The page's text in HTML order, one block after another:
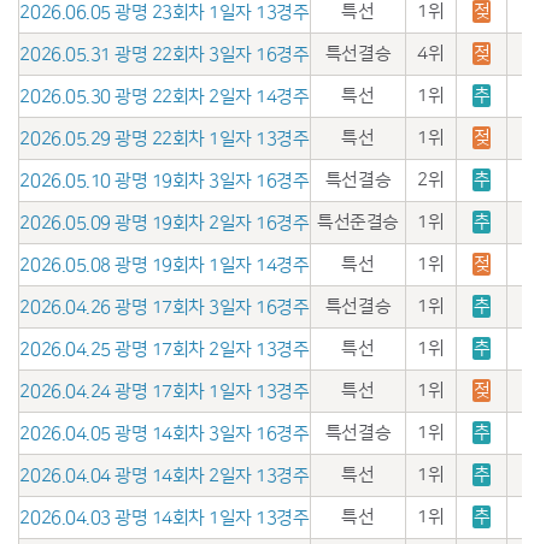
2026.06.05 광명 23회차 1일자 13경주 특선 1위 젖
2026.05.31 광명 22회차 3일자 16경주 특선결승 4위 젖
2026.05.30 광명 22회차 2일자 14경주 특선 1위 추
2026.05.29 광명 22회차 1일자 13경주 특선 1위 젖
2026.05.10 광명 19회차 3일자 16경주 특선결승 2위 추
2026.05.09 광명 19회차 2일자 16경주 특선준결승 1위 추
2026.05.08 광명 19회차 1일자 14경주 특선 1위 젖
2026.04.26 광명 17회차 3일자 16경주 특선결승 1위 추
2026.04.25 광명 17회차 2일자 13경주 특선 1위 추
2026.04.24 광명 17회차 1일자 13경주 특선 1위 젖
2026.04.05 광명 14회차 3일자 16경주 특선결승 1위 추
2026.04.04 광명 14회차 2일자 13경주 특선 1위 추
2026.04.03 광명 14회차 1일자 13경주 특선 1위 추